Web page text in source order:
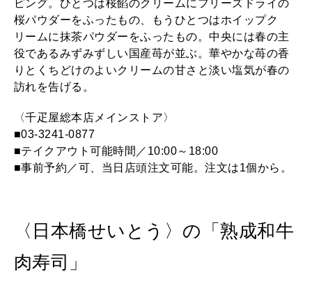
ピング。ひとつは桜餡のクリームにフリーズドライの
桜パウダーをふったもの、もうひとつはホイップク
リームに抹茶パウダーをふったもの。中央には春の主
役であるみずみずしい国産苺が並ぶ。華やかな苺の香
りとくちどけのよいクリームの甘さと淡い塩気が春の
訪れを告げる。
〈千疋屋総本店メインストア〉
■03-3241-0877
■テイクアウト可能時間／10:00～18:00
■事前予約／可、当日店頭注文可能。注文は1個から。
〈日本橋せいとう〉の「熟成和牛
肉寿司」